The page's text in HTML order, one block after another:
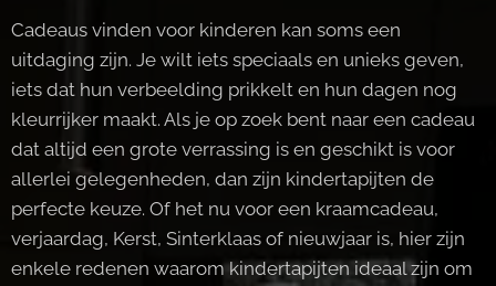
Cadeaus vinden voor kinderen kan soms een
uitdaging zijn. Je wilt iets speciaals en unieks geven,
iets dat hun verbeelding prikkelt en hun dagen nog
kleurrijker maakt. Als je op zoek bent naar een cadeau
dat altijd een grote verrassing is en geschikt is voor
allerlei gelegenheden, dan zijn kindertapijten de
perfecte keuze. Of het nu voor een kraamcadeau,
verjaardag, Kerst, Sinterklaas of nieuwjaar is, hier zijn
enkele redenen waarom kindertapijten ideaal zijn om